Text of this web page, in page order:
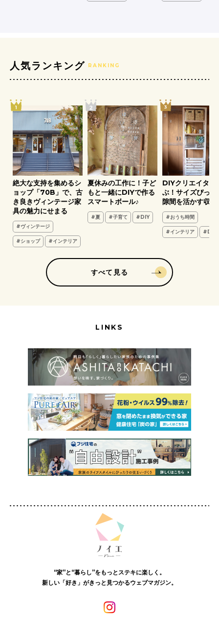
人気ランキング RANKING
絶大な支持を集めるシ
ョップ「70B」で、古
き良きヴィンテージ家
具の魅力にせまる
#ヴィンテージ
#ショップ #インテリア
夏休みの工作に！子ど
もと一緒にDIYで作る
スマートボール♪
#夏 #子育て #DIY
DIYクリエイター
ぶ！サイズぴった
隙間を活かす収納
#おうち時間
#インテリア #DIY
すべて見る
LINKS
“家”と“暮らし”をもっとステキに楽しく。
新しい「好き」がきっと見つかるウェブマガジン。